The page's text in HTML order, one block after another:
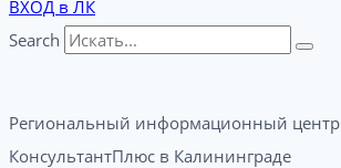
ВХОД в ЛК
Search
Региональный информационный центр
КонсультантПлюс в Калининграде​